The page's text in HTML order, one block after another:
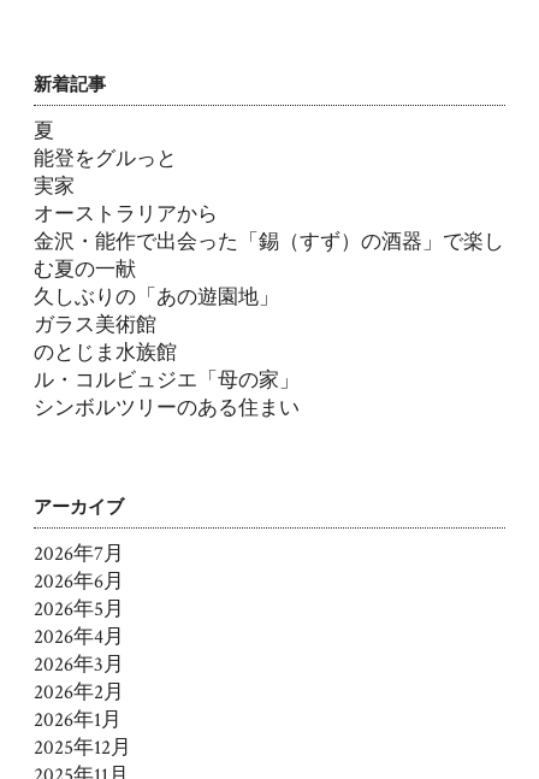
新着記事
夏
能登をグルっと
実家
オーストラリアから
金沢・能作で出会った「錫（すず）の酒器」で楽し
む夏の一献
久しぶりの「あの遊園地」
ガラス美術館
のとじま水族館
ル・コルビュジエ「母の家」
シンボルツリーのある住まい
アーカイブ
2026年7月
2026年6月
2026年5月
2026年4月
2026年3月
2026年2月
2026年1月
2025年12月